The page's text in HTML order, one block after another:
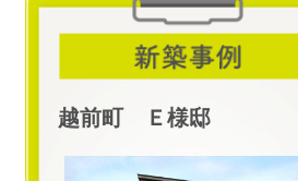
越前町 Ｅ様邸